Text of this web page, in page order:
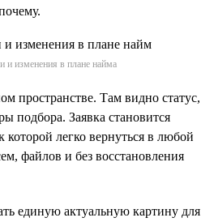
и изменения в плане найма
пространстве. Там видно статус,
подбора. Заявка становится
которой легко вернуться в любой
файлов и без восстановления
единую актуальную картину для